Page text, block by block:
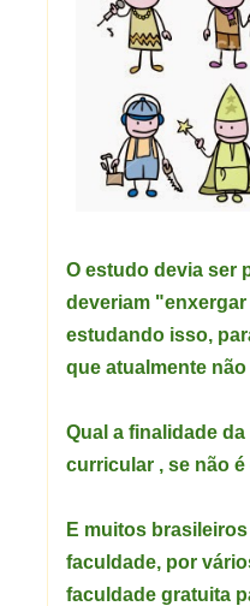
O estudo devia ser
deveriam
estudando isso,
que atualmente
Qual a finalidade
curricular , se não
E muitos
faculdade, por
faculdade gratuita